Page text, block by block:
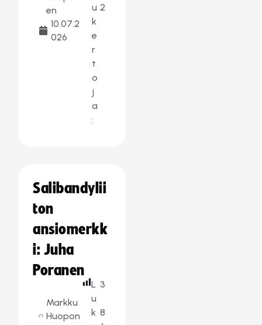
en
10.07.2
026
u
k
e
r
t
o
j
a
:
2
Salibandylii
ton
ansiomerkk
i: Juha
Poranen
Markku
Huopon
L
u
k
3
8